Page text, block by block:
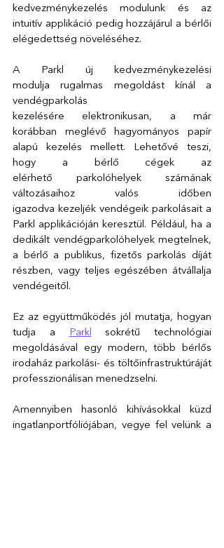
kedvezménykezelés modulunk és az
intuitív applikáció pedig hozzájárul a bérlői
elégedettség növeléséhez.
A Parkl új kedvezménykezelési
modulja rugalmas megoldást kínál a
vendégparkolás
kezelésére elektronikusan, a már
korábban meglévő hagyományos papír
alapú kezelés mellett. Lehetővé teszi,
hogy a bérlő cégek az
elérhető parkolóhelyek számának
változásaihoz valós időben
igazodva kezeljék vendégeik parkolásait a
Parkl applikációján keresztül. Például, ha a
dedikált vendégparkolóhelyek megtelnek,
a bérlő a publikus, fizetős parkolás díját
részben, vagy teljes egészében átvállalja
vendégeitől.
Ez az együttműködés jól mutatja, hogyan
tudja a Parkl sokrétű technológiai
megoldásával egy modern, több bérlős
irodaház parkolási- és töltőinfrastruktúráját
professzionálisan menedzselni.
Amennyiben hasonló kihívásokkal küzd